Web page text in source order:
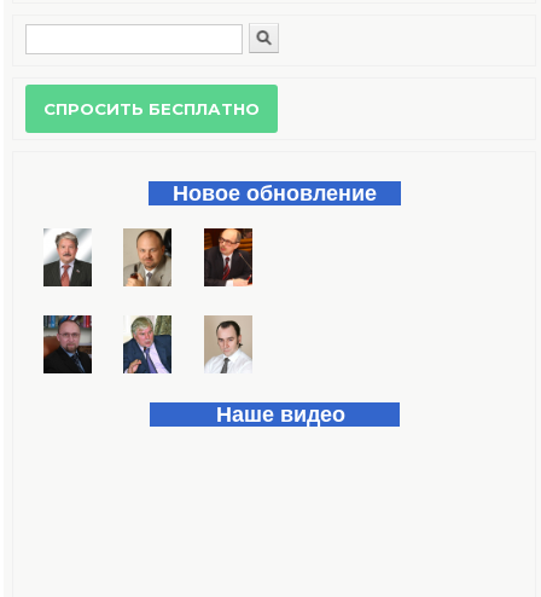
Форма поиска
Новое обновление
Наше видео